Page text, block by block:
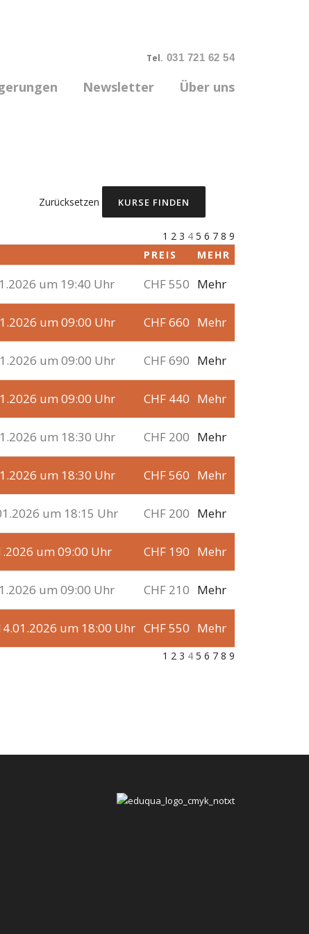
Tel. 031 721 62 54
Newsletter Über uns
Zurücksetzen
1 2 3 4 5 6 7 8 9
PREIS MEHR
um 19:40 Uhr CHF 550 Mehr
um 09:00 Uhr CHF 660 Mehr
um 09:00 Uhr CHF 690 Mehr
um 09:00 Uhr CHF 440 Mehr
um 18:30 Uhr CHF 200 Mehr
um 18:30 Uhr CHF 560 Mehr
um 18:15 Uhr CHF 200 Mehr
um 09:00 Uhr CHF 190 Mehr
um 09:00 Uhr CHF 210 Mehr
um 18:00 Uhr CHF 550 Mehr
1 2 3 4 5 6 7 8 9